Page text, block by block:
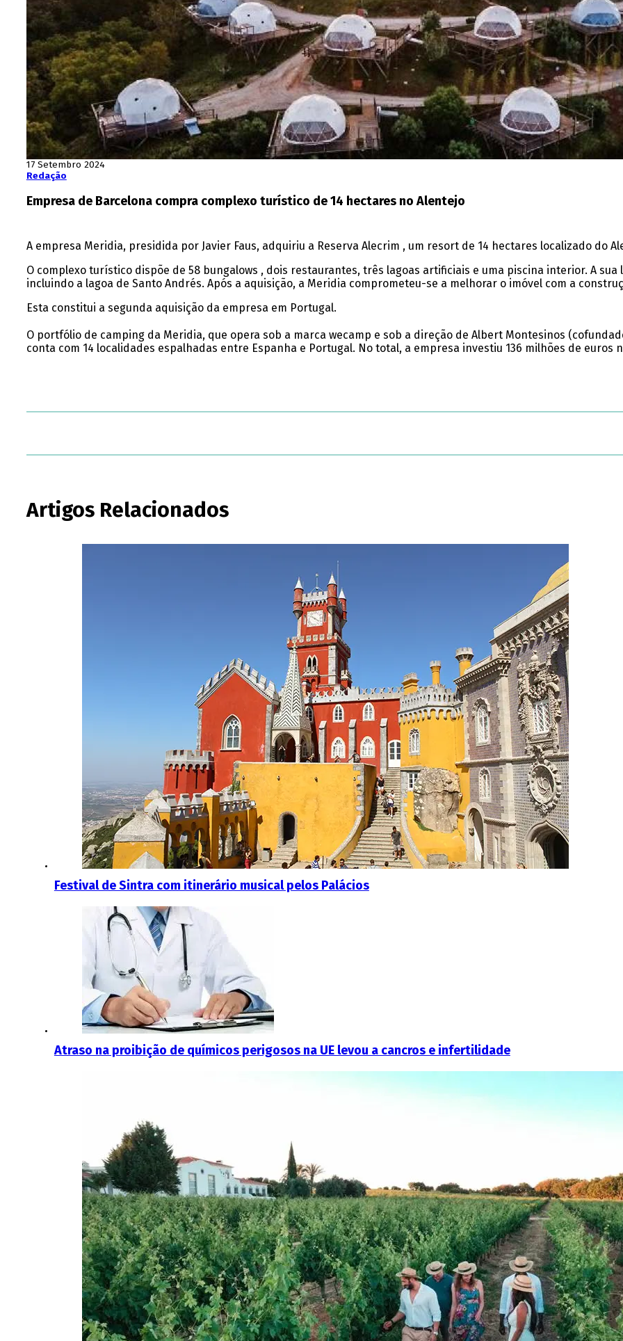
17 Setembro 2024
Redação
Empresa de Barcelona compra complexo turístico de 14 hectares no Alentejo
A empresa Meridia, presidida por Javier Faus, adquiriu a Reserva Alecrim , um resort de 14 hectares localizado do
O complexo turístico dispõe de 58 bungalows , dois restaurantes, três lagoas artificiais e uma piscina interior. A
incluindo a lagoa de Santo Andrés. Após a aquisição, a Meridia comprometeu-se a melhorar o imóvel com a
Esta constitui a segunda aquisição da empresa em Portugal.
O portfólio de camping da Meridia, que opera sob a marca wecamp e sob a direção de Albert Montesinos
conta com 14 localidades espalhadas entre Espanha e Portugal. No total, a empresa investiu 136 milhões de euros
Artigos Relacionados
Festival de Sintra com itinerário musical pelos Palácios
Atraso na proibição de químicos perigosos na UE levou a cancros e infertilidade